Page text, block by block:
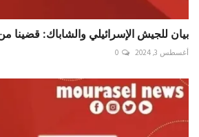
بيان للجيش الإسرائيلي والشاباك: قضينا
أغسطس 3, 2024 0